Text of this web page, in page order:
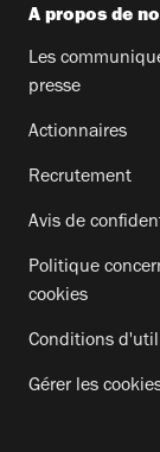
A propos de
Les
presse
Actionnaires
Recrutement
Avis de
Politique
cookies
Conditions
Gérer les